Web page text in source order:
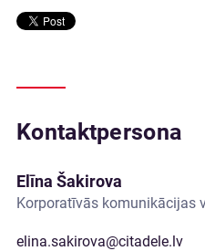
Kontaktpersona
Elīna Šakirova
Korporatīvās komunikācijas
elina.sakirova@citadele.lv